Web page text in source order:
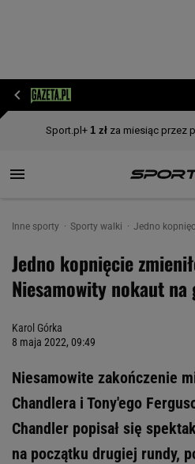
Inne sporty Sporty walki Jedno
Jedno kopnięcie
Niesamowity nokaut na
Karol Górka
8 maja 2022, 09:49
Niesamowite zakończenie
Chandlera i Tony'ego
Chandler popisał się
na początku drugiej rundy,